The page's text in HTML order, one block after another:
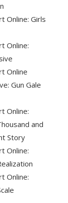
Online: Girls
Online:
Online
Gun Gale
Online:
and
Story
Online:
Online: